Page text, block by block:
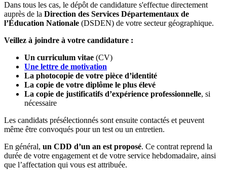
Dans tous les cas, le dépôt de candidature s'effectue directement
auprès de la Direction des Services Départementaux de
l’Éducation Nationale (DSDEN) de votre secteur géographique.
Veillez à joindre à votre candidature :
Un curriculum vitae (CV)
Une lettre de motivation
La photocopie de votre pièce d’identité
La copie de votre diplôme le plus élevé
La copie de justificatifs d’expérience professionnelle, si
nécessaire
Les candidats présélectionnés sont ensuite contactés et peuvent
même être convoqués pour un test ou un entretien.
En général, un CDD d’un an est proposé. Ce contrat reprend la
durée de votre engagement et de votre service hebdomadaire, ainsi
que l’affectation qui vous est attribuée.